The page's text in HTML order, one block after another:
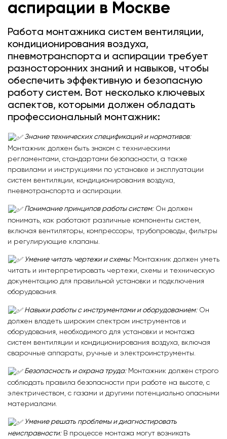
аспирации в Москве
Работа монтажника систем вентиляции,
кондиционирования воздуха,
пневмотранспорта и аспирации требует
разносторонних знаний и навыков, чтобы
обеспечить эффективную и безопасную
работу систем. Вот несколько ключевых
аспектов, которыми должен обладать
профессиональный монтажник:
Знание технических спецификаций и нормативов:
Монтажник должен быть знаком с техническими
регламентами, стандартами безопасности, а также
правилами и инструкциями по установке и эксплуатации
систем вентиляции, кондиционирования воздуха,
пневмотранспорта и аспирации.
Понимание принципов работы систем:Он должен
понимать, как работают различные компоненты систем,
включая вентиляторы, компрессоры, трубопроводы, фильтры
и регулирующие клапаны.
Умение читать чертежи и схемы:Монтажник должен уметь
читать и интерпретировать чертежи, схемы и техническую
документацию для правильной установки и подключения
оборудования.
Навыки работы с инструментами и оборудованием:Он
должен владеть широким спектром инструментов и
оборудования, необходимого для установки и монтажа
систем вентиляции и кондиционирования воздуха, включая
сварочные аппараты, ручные и электроинструменты.
Безопасность и охрана труда:Монтажник должен строго
соблюдать правила безопасности при работе на высоте, с
электричеством, с газами и другими потенциально опасными
материалами.
Умение решать проблемы и диагностировать
неисправности:В процессе монтажа могут возникать